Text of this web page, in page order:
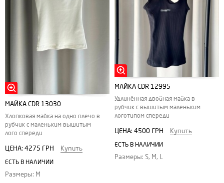
МАЙКА CDR 13030
Хлопковая майка на одно плечо в
рубчик с маленьким вышитым
лого спереди
ЦЕНА: 4275 ГРН Купить
ЕСТЬ В НАЛИЧИИ
Размеры: M
МАЙКА CDR 12995
Удлинённая двойная майка в
рубчик с вышитым маленьким
логотипом спереди
ЦЕНА: 4500 ГРН Купить
ЕСТЬ В НАЛИЧИИ
Размеры: S, M, L